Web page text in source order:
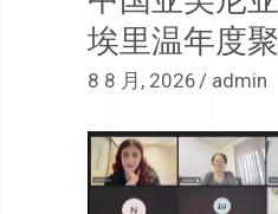
埃里温年度
8 8 月, 2026 admin